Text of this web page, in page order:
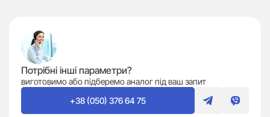
Потрібні інші параметри?
виготовимо або підберемо аналог під ваш запит
+38 (050) 376 64 75